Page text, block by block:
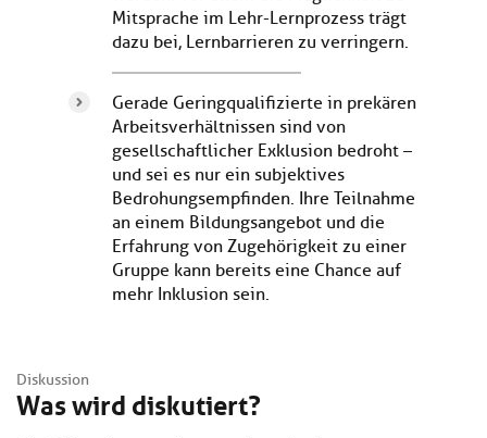
Mitsprache im Lehr-Lernprozess trägt
dazu bei, Lernbarrieren zu verringern.
Gerade Geringqualifizierte in prekären
Arbeitsverhältnissen sind von
gesellschaftlicher Exklusion bedroht –
und sei es nur ein subjektives
Bedrohungsempfinden. Ihre Teilnahme
an einem Bildungsangebot und die
Erfahrung von Zugehörigkeit zu einer
Gruppe kann bereits eine Chance auf
mehr Inklusion sein.
Diskussion
Was wird diskutiert?